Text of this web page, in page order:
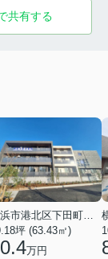
共有する
坪 (63.43㎡)
万円